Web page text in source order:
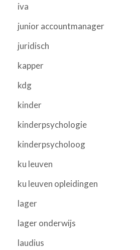
iva
junior accountmanager
juridisch
kapper
kdg
kinder
kinderpsychologie
kinderpsycholoog
ku leuven
ku leuven opleidingen
lager
lager onderwijs
laudius